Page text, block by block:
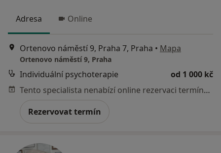
Adresa Online
Ortenovo náměstí 9, Praha 7, Praha • Mapa
Ortenovo náměstí 9, Praha
Individuální psychoterapie
od 1 000 kč
Tento specialista nenabízí online rezervaci termínu na této adrese.
Rezervovat termín